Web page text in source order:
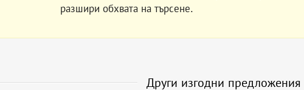
разшири обхвата на търсене.
Други изгодни предложения